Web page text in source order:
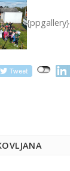
{ppgallery}